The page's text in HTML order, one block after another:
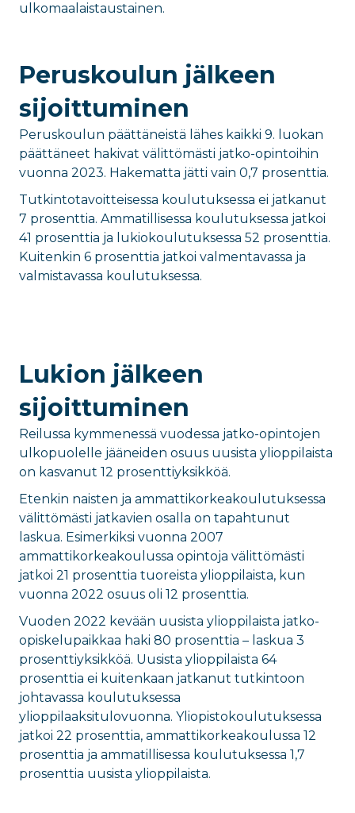
ulkomaalaistaustainen.
Peruskoulun jälkeen
sijoittuminen
Peruskoulun päättäneistä lähes kaikki 9. luokan
päättäneet hakivat välittömästi jatko-opintoihin
vuonna 2023. Hakematta jätti vain 0,7 prosenttia.
Tutkintotavoitteisessa koulutuksessa ei jatkanut
7 prosenttia. Ammatillisessa koulutuksessa jatkoi
41 prosenttia ja lukiokoulutuksessa 52 prosenttia.
Kuitenkin 6 prosenttia jatkoi valmentavassa ja
valmistavassa koulutuksessa.
Lukion jälkeen
sijoittuminen
Reilussa kymmenessä vuodessa jatko-opintojen
ulkopuolelle jääneiden osuus uusista ylioppilaista
on kasvanut 12 prosenttiyksikköä.
Etenkin naisten ja ammattikorkeakoulutuksessa
välittömästi jatkavien osalla on tapahtunut
laskua. Esimerkiksi vuonna 2007
ammattikorkeakoulussa opintoja välittömästi
jatkoi 21 prosenttia tuoreista ylioppilaista, kun
vuonna 2022 osuus oli 12 prosenttia.
Vuoden 2022 kevään uusista ylioppilaista jatko-
opiskelupaikkaa haki 80 prosenttia – laskua 3
prosenttiyksikköä. Uusista ylioppilaista 64
prosenttia ei kuitenkaan jatkanut tutkintoon
johtavassa koulutuksessa
ylioppilaaksitulovuonna. Yliopistokoulutuksessa
jatkoi 22 prosenttia, ammattikorkeakoulussa 12
prosenttia ja ammatillisessa koulutuksessa 1,7
prosenttia uusista ylioppilaista.